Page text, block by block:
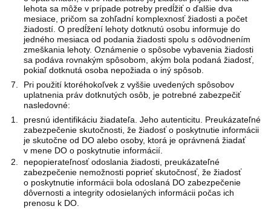
lehota sa môže v prípade potreby predĺžiť o ďalšie dva
mesiace, pričom sa zohľadní komplexnosť žiadosti a počet
žiadostí. O predĺžení lehoty dotknutú osobu informuje do
jedného mesiaca od podania žiadosti spolu s odôvodnením
zmeškania lehoty. Oznámenie o spôsobe vybavenia žiadosti
sa podáva rovnakým spôsobom, akým bola podaná žiadosť,
pokiaľ dotknutá osoba nepožiada o iný spôsob.
Pri použití ktoréhokoľvek z vyššie uvedených spôsobov
uplatnenia práv dotknutých osôb, je potrebné zabezpečiť
nasledovné:
presnú identifikáciu žiadateľa. Jeho autenticitu. Preukázateľné
zabezpečenie skutočnosti, že žiadosť o poskytnutie informácii
je skutočne od DO alebo osoby, ktorá je oprávnená žiadať
v mene DO o poskytnutie informácií.
nepopierateľnosť odoslania žiadosti, preukázateľné
zabezpečenie nemožnosti poprieť skutočnosť, že žiadosť
o poskytnutie informácii bola odoslaná DO zabezpečenie
dôvernosti a integrity odosielaných informácii počas ich
prenosu k DO.